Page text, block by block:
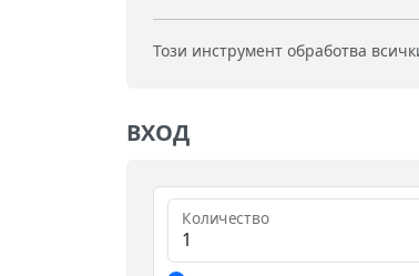
Този инструмент обработва
ВХОД
Количество